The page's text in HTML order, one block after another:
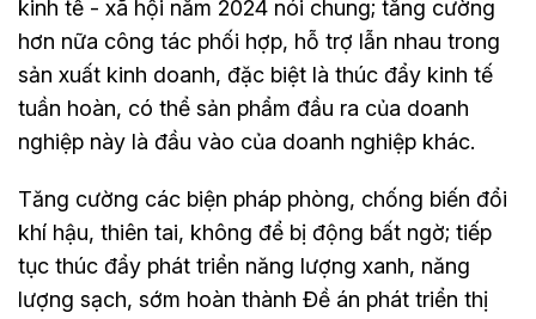
kinh tế - xã hội năm 2024 nói chung; tăng cường
hơn nữa công tác phối hợp, hỗ trợ lẫn nhau trong
sản xuất kinh doanh, đặc biệt là thúc đẩy kinh tế
tuần hoàn, có thể sản phẩm đầu ra của doanh
nghiệp này là đầu vào của doanh nghiệp khác.
Tăng cường các biện pháp phòng, chống biến đổi
khí hậu, thiên tai, không để bị động bất ngờ; tiếp
tục thúc đẩy phát triển năng lượng xanh, năng
lượng sạch, sớm hoàn thành Đề án phát triển thị